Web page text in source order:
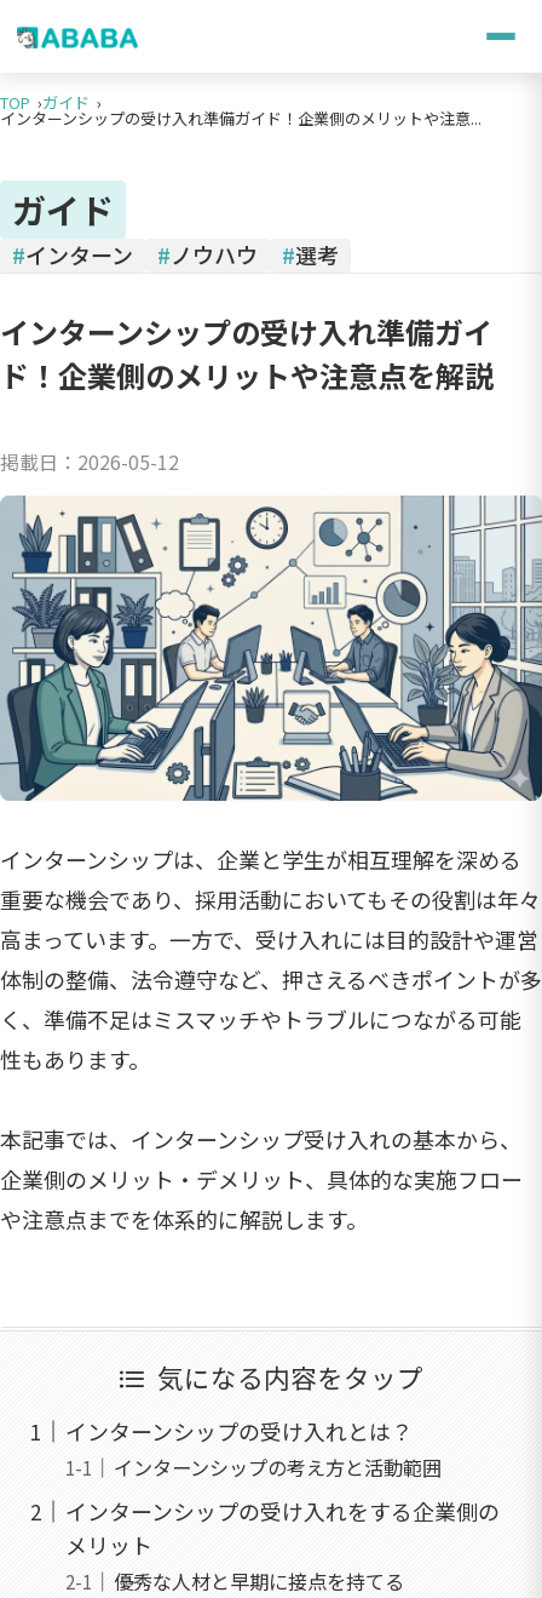
TOP ガイド
インターンシップの受け入れ準備ガイド！企業側のメリットや注意...
ガイド
#インターン #ノウハウ #選考
インターンシップの受け入れ準備ガイ
ド！企業側のメリットや注意点を解説
掲載日： 2026-05-12
インターンシップは、企業と学生が相互理解を深める
重要な機会であり、採用活動においてもその役割は年々
高まっています。一方で、受け入れには目的設計や運営
体制の整備、法令遵守など、押さえるべきポイントが多
く、準備不足はミスマッチやトラブルにつながる可能
性もあります。
本記事では、インターンシップ受け入れの基本から、
企業側のメリット・デメリット、具体的な実施フロー
や注意点までを体系的に解説します。
気になる内容をタップ
インターンシップの受け入れとは？
インターンシップの考え方と活動範囲
インターンシップの受け入れをする企業側の
メリット
優秀な人材と早期に接点を持てる